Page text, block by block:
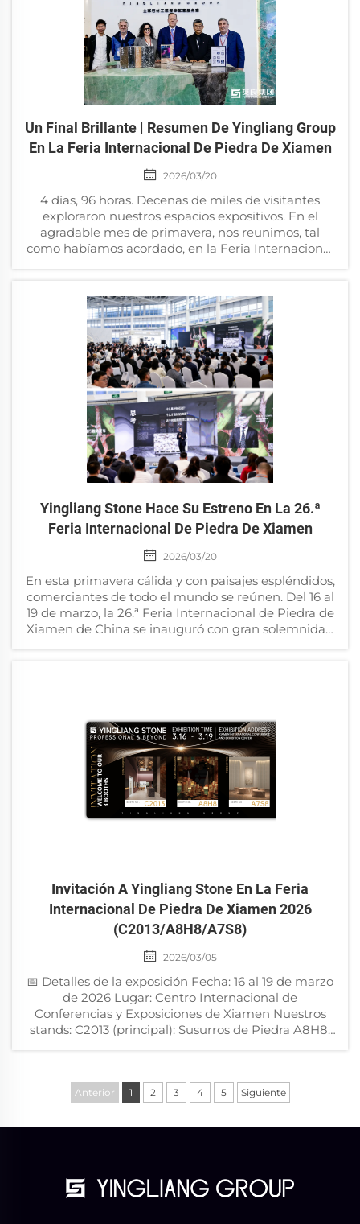
Un Final Brillante | Resumen De Yingliang Group
En La Feria Internacional De Piedra De Xiamen
2026/03/20
4 días, 96 horas. Decenas de miles de visitantes
exploraron nuestros espacios expositivos. En el
agradable mes de primavera, nos reunimos, tal
como habíamos acordado, en la Feria Internacional
mundo. Yingliang Group...
Yingliang Stone Hace Su Estreno En La 26.ª
Feria Internacional De Piedra De Xiamen
2026/03/20
En esta primavera cálida y con paisajes espléndidos,
comerciantes de todo el mundo se reúnen. Del 16 al
19 de marzo, la 26.ª Feria Internacional de Piedra de
Xiamen de China se inauguró con gran solemnidad
Invitación A Yingliang Stone En La Feria
Internacional De Piedra De Xiamen 2026
(C2013/A8H8/A7S8)
2026/03/05
📅 Detalles de la exposición Fecha: 16 al 19 de marzo
de 2026 Lugar: Centro Internacional de
Conferencias y Exposiciones de Xiamen Nuestros
stands: C2013 (principal): Susurros de Piedra A8H8:
Anterior 1 2 3 4 5 Siguiente